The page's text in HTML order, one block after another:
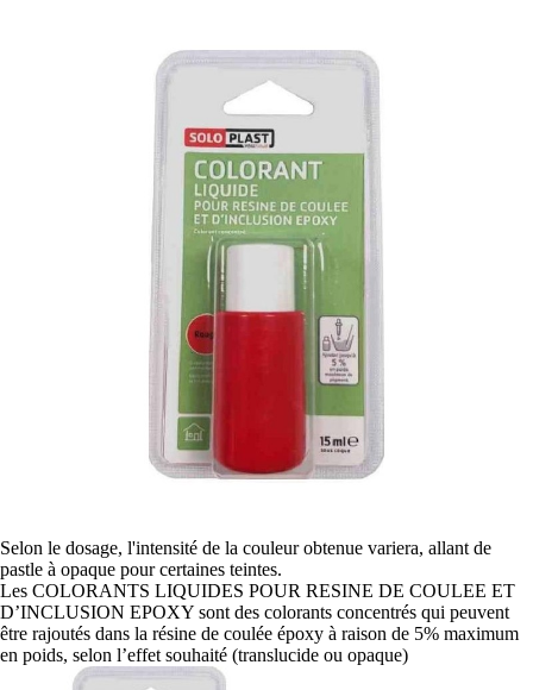
Selon le dosage, l'intensité de la couleur obtenue variera, allant de
pastle à opaque pour certaines teintes.
Les COLORANTS LIQUIDES POUR RESINE DE COULEE ET
D’INCLUSION EPOXY sont des colorants concentrés qui peuvent
être rajoutés dans la résine de coulée époxy à raison de 5% maximum
en poids, selon l’effet souhaité (translucide ou opaque)